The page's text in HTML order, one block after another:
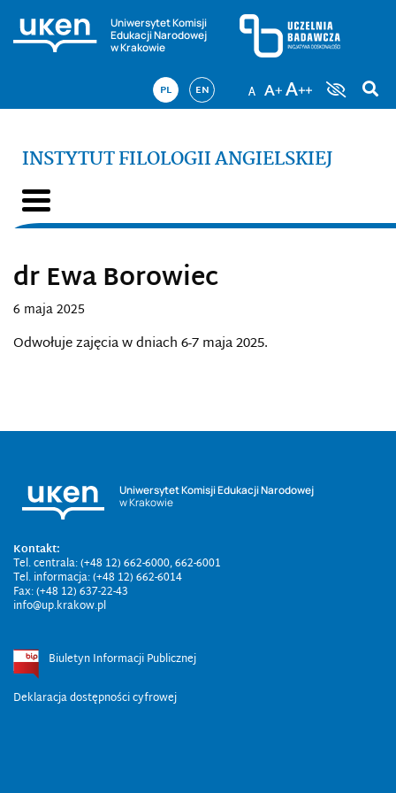
Uniwersytet Komisji
Edukacji Narodowej
w Krakowie
PL EN
INSTYTUT FILOLOGII ANGIELSKIEJ
dr Ewa Borowiec
6 maja 2025
Odwołuje zajęcia w dniach 6-7 maja 2025.
Uniwersytet Komisji Edukacji Narodowej
w Krakowie
Kontakt:
Tel. centrala: (+48 12) 662-6000, 662-6001
Tel. informacja: (+48 12) 662-6014
Fax: (+48 12) 637-22-43
info@up.krakow.pl
Biuletyn Informacji Publicznej
Deklaracja dostępności cyfrowej